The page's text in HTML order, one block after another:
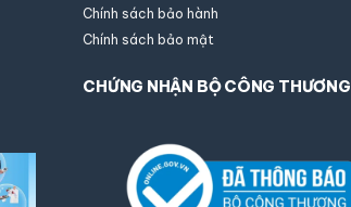
Chính sách bảo hành
Chính sách bảo mật
CHỨNG NHẬN BỘ CÔNG THƯƠNG
Họ tên của bạn
Địa chỉ Email